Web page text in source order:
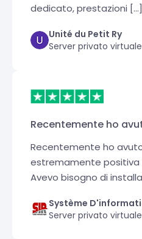
dedicato, prestazioni [...]
Unité du Petit Ry
Server privato virtuale
Recentemente ho
Recentemente ho
estremamente positiva
Avevo bisogno di
Système
Server privato virtuale